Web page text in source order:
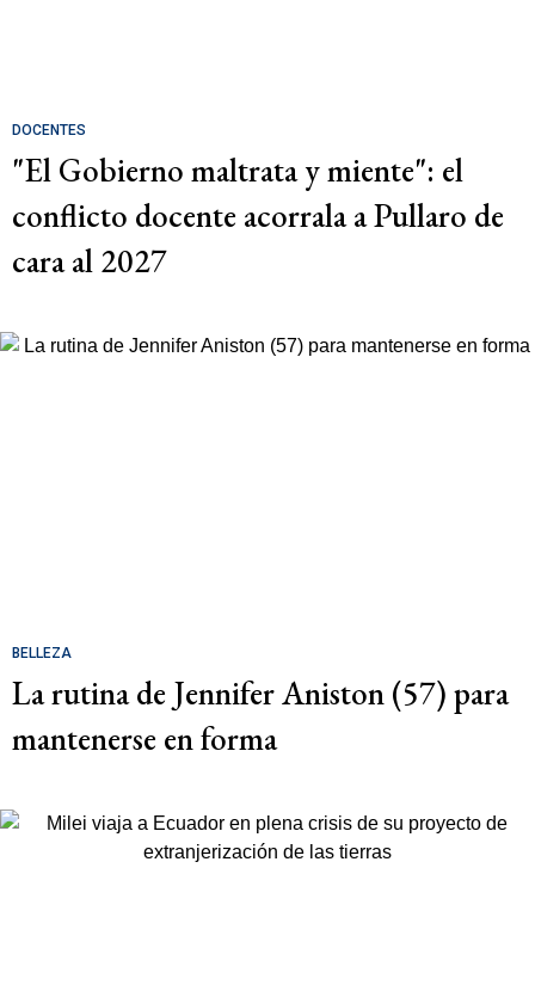
DOCENTES
"El Gobierno maltrata y miente": el
conflicto docente acorrala a Pullaro de
cara al 2027
BELLEZA
La rutina de Jennifer Aniston (57) para
mantenerse en forma